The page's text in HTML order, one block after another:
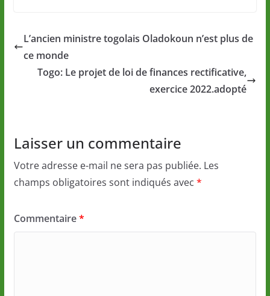
L’ancien ministre togolais Oladokoun n’est plus de
ce monde
Togo: Le projet de loi de finances rectificative,
exercice 2022.adopté
Laisser un commentaire
Votre adresse e-mail ne sera pas publiée. Les
champs obligatoires sont indiqués avec *
Commentaire*